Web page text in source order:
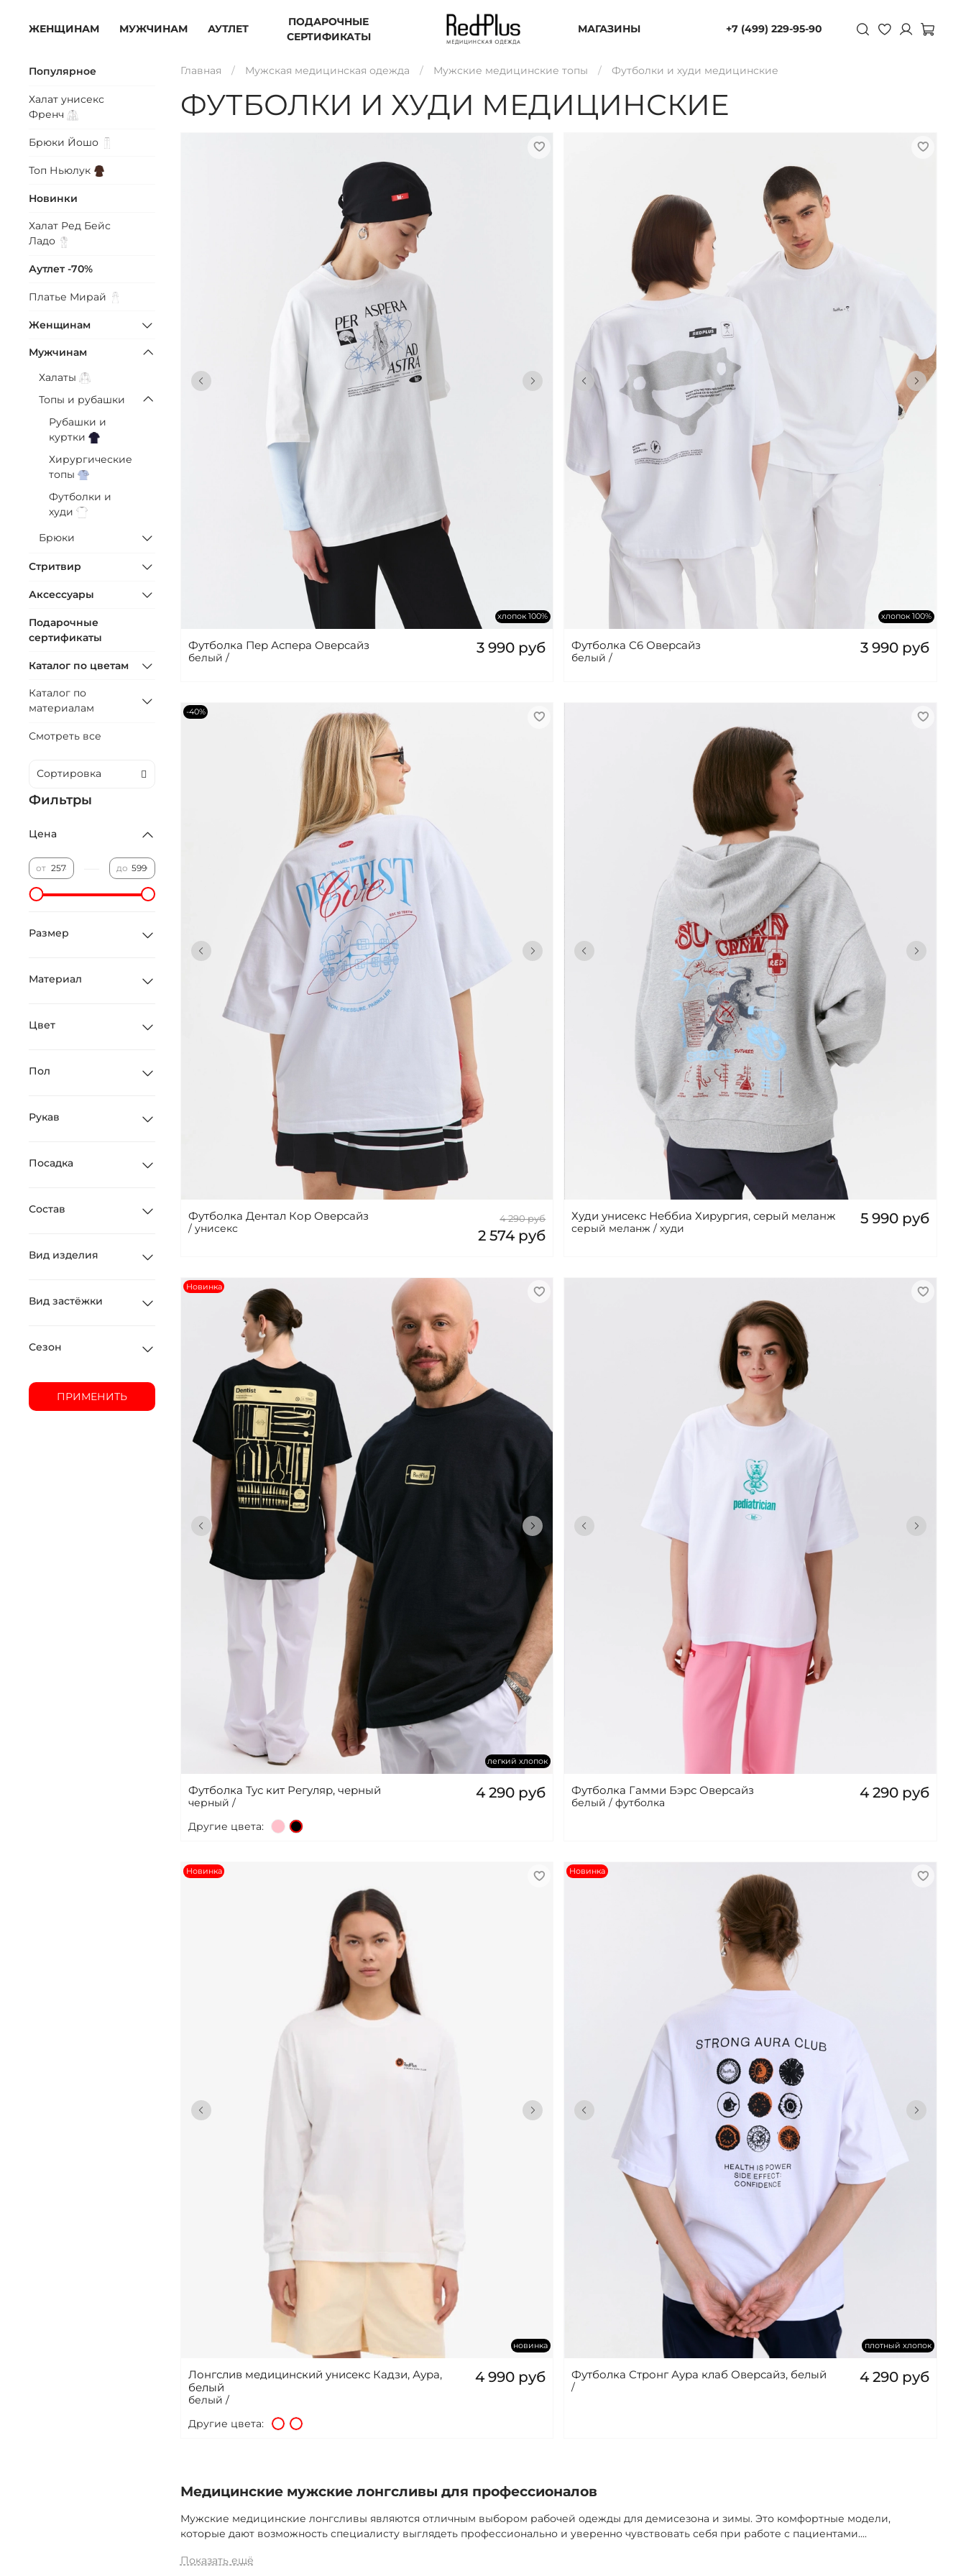
ЖЕНЩИНАМ МУЖЧИНАМ АУТЛЕТ
ПОДАРОЧНЫЕ
СЕРТИФИКАТЫ
МАГАЗИНЫ +7 (499) 229-95-90
Главная Мужская медицинская одежда Мужские медицинские топы Футболки и худи медицинские
ФУТБОЛКИ И ХУДИ МЕДИЦИНСКИЕ
хлопок 100%
Футболка Пер Аспера Оверсайз
белый /
3 990 руб
хлопок 100%
Футболка С6 Оверсайз
белый /
3 990 руб
-40%
Футболка Дентал Кор Оверсайз
/ унисекс
4 290 руб
2 574 руб
Худи унисекс Неббиа Хирургия, серый меланж
серый меланж / худи
5 990 руб
Новинка
легкий хлопок
Футболка Тус кит Регуляр, черный
черный /
4 290 руб
Другие цвета:
Футболка Гамми Бэрс Оверсайз
белый / футболка
4 290 руб
Новинка
новинка
Лонгслив медицинский унисекс Кадзи, Аура,
белый
белый /
4 990 руб
Другие цвета:
Новинка
плотный хлопок
Футболка Стронг Аура клаб Оверсайз, белый
/
4 290 руб
Медицинские мужские лонгсливы для профессионалов
Мужские медицинские лонгсливы являются отличным выбором рабочей одежды для демисезона и зимы. Это комфортные модели,
которые дают возможность специалисту выглядеть профессионально и уверенно чувствовать себя при работе с пациентами....
Показать ещё
Популярное
Халат унисекс
Френч
Брюки Йошо
Топ Ньюлук
Новинки
Халат Ред Бейс
Ладо
Аутлет -70%
Платье Мирай
Женщинам
Мужчинам
Халаты
Топы и рубашки
Рубашки и
куртки
Хирургические
топы
Футболки и
худи
Брюки
Стритвир
Аксессуары
Подарочные
сертификаты
Каталог по цветам
Каталог по
материалам
Смотреть все
Фильтры
Цена
от до
Размер
Материал
Цвет
Пол
Рукав
Посадка
Состав
Вид изделия
Вид застёжки
Сезон
ПРИМЕНИТЬ